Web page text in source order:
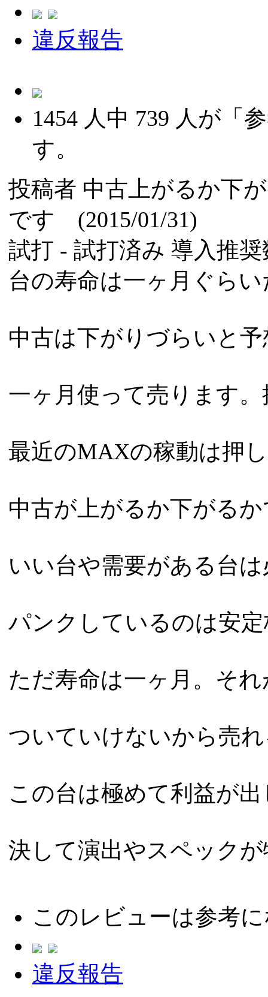
違反報告
1454 人中 739 人が「
す。
投稿者 中古上がるか下
です (2015/01/31)
試打 - 試打済み 導入推
台の寿命は一ヶ月ぐら
中古は下がりづらいと予
一ヶ月使って売ります
最近のMAXの稼動は押
中古が上がるか下がる
いい台や需要がある台
パンクしているのは安
ただ寿命は一ヶ月。そ
ついていけないから売
この台は極めて利益が
決して演出やスペック
このレビューは参考
違反報告